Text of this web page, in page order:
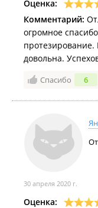
Оценка:
Комментарий:
огромное
протезирование.
довольна.
Спасибо 6
30 апреля 2020 г.
Оценка: